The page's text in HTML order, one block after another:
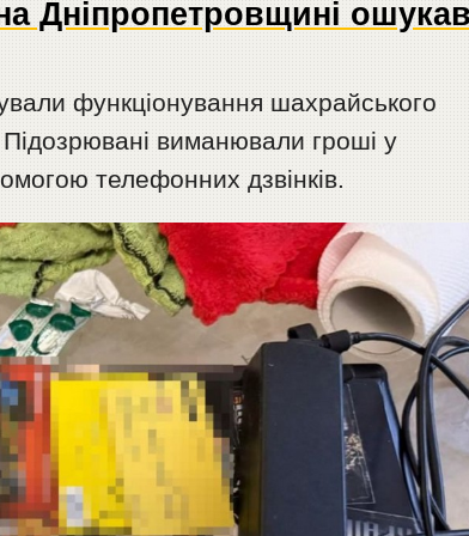
Дніпропетровщині
функціонування шахрайського
виманювали гроші у
телефонних дзвінків.